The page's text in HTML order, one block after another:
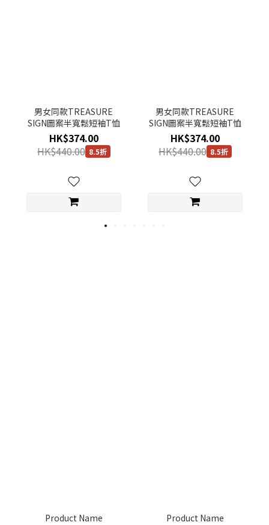
男女同款TREASURE
SIGN圖案半寬鬆短袖T恤
HK$374.00
HK$440.00 8.5折
男女同款TREASURE
SIGN圖案半寬鬆短袖T恤
HK$374.00
HK$440.00 8.5折
Product Name Product Name